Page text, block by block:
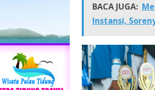
BACA JUGA:
Instansi,